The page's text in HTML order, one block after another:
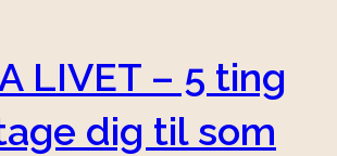
LIVET – 5 ting
dig til som